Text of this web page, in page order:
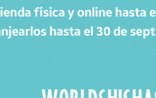
Productos relacionados con BASE
HOARFROST DOWN NEW DROP CLEAR 2
Todos los